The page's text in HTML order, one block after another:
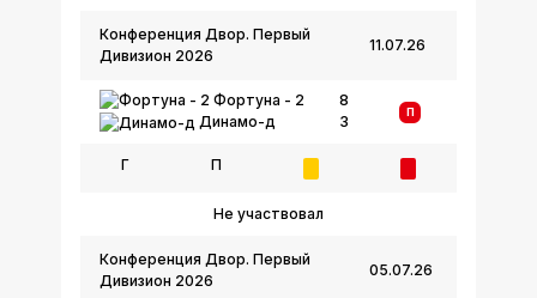
11.07.26
Конференция Двор. Первый
Дивизион 2026
Фортуна - 2
Динамо-д
8
3
П
Г П
Не участвовал
05.07.26
Конференция Двор. Первый
Дивизион 2026